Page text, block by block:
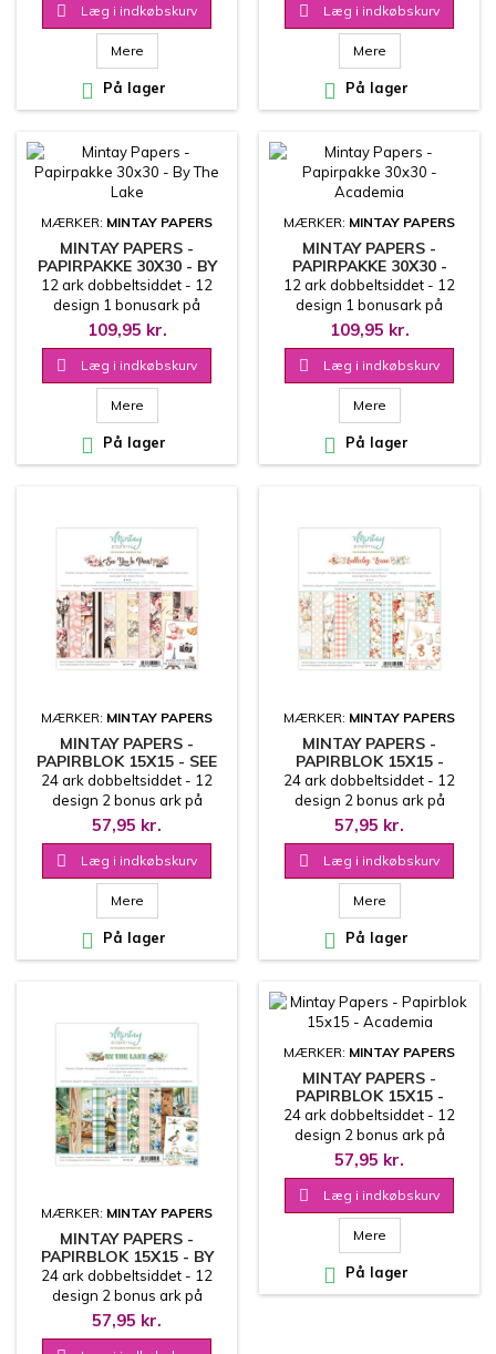
 Læg i indkøbskurv
Mere
 På lager
 Læg i indkøbskurv
Mere
 På lager
MÆRKER: MINTAY PAPERS
MINTAY PAPERS -
PAPIRPAKKE 30X30 - BY
THE LAKE
12 ark dobbeltsiddet - 12
design 1 bonusark på
coverets inderside 30.5x30.5
cm
109,95 kr.
 Læg i indkøbskurv
Mere
 På lager
MÆRKER: MINTAY PAPERS
MINTAY PAPERS -
PAPIRPAKKE 30X30 -
ACADEMIA
12 ark dobbeltsiddet - 12
design 1 bonusark på
coverets inderside 30.5x30.5
cm
109,95 kr.
 Læg i indkøbskurv
Mere
 På lager
MÆRKER: MINTAY PAPERS
MINTAY PAPERS -
PAPIRBLOK 15X15 - SEE
YOU IN PARIS
24 ark dobbeltsiddet - 12
design 2 bonus ark på
coverets inderside
15.2x15.2 cm
57,95 kr.
 Læg i indkøbskurv
Mere
 På lager
MÆRKER: MINTAY PAPERS
MINTAY PAPERS -
PAPIRBLOK 15X15 -
LULLABY LANE
24 ark dobbeltsiddet - 12
design 2 bonus ark på
coverets inderside
15.2x15.2 cm
57,95 kr.
 Læg i indkøbskurv
Mere
 På lager
MÆRKER: MINTAY PAPERS
MINTAY PAPERS -
PAPIRBLOK 15X15 - BY
THE LAKE
24 ark dobbeltsiddet - 12
design 2 bonus ark på
coverets inderside
15.2x15.2 cm
57,95 kr.
MÆRKER: MINTAY PAPERS
MINTAY PAPERS -
PAPIRBLOK 15X15 -
ACADEMIA
24 ark dobbeltsiddet - 12
design 2 bonus ark på
coverets inderside
15.2x15.2 cm
57,95 kr.
 Læg i indkøbskurv
Mere
 På lager